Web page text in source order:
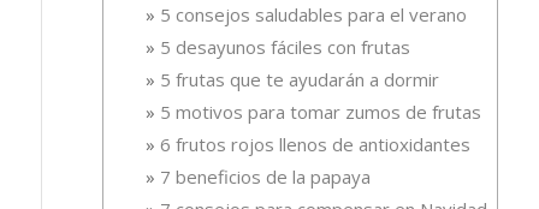
5 consejos saludables para el verano
5 desayunos fáciles con frutas
5 frutas que te ayudarán a dormir
5 motivos para tomar zumos de frutas
6 frutos rojos llenos de antioxidantes
7 beneficios de la papaya